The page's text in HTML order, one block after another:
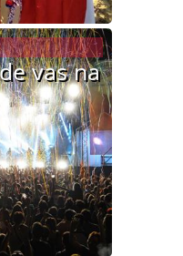
vas na